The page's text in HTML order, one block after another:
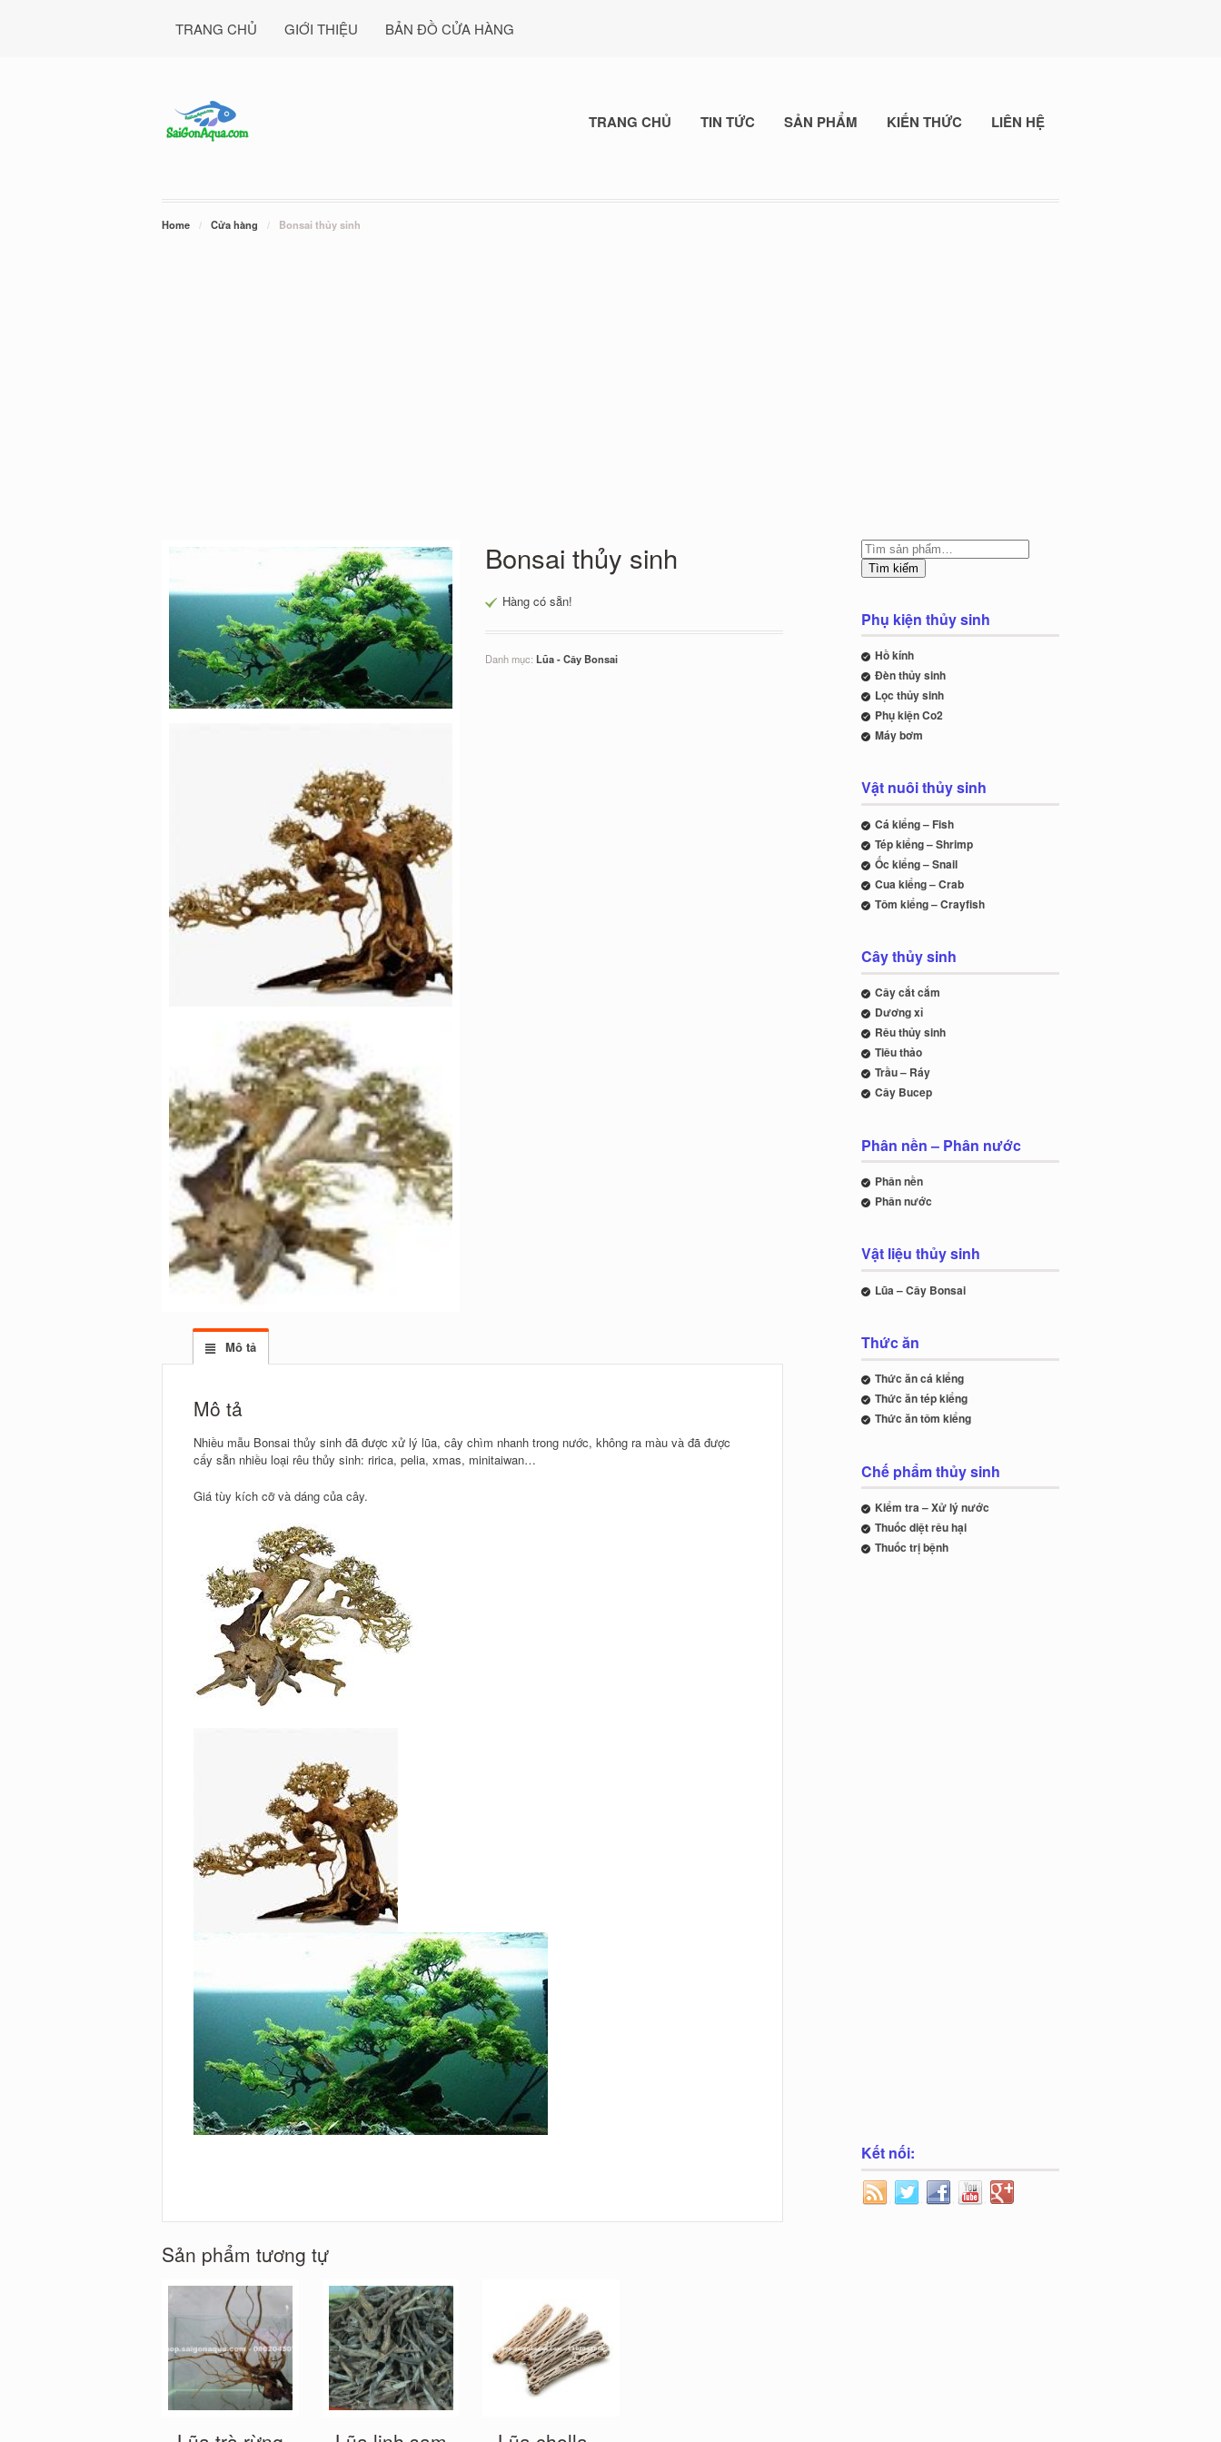
TRANG CHỦ GIỚI THIỆU BẢN ĐỒ CỬA HÀNG
TRANG CHỦ TIN TỨC SẢN PHẨM KIẾN THỨC LIÊN HỆ
Home / Cửa hàng / Bonsai thủy sinh
Bonsai thủy sinh
Hàng có sẵn!
Danh mục: Lũa - Cây Bonsai
Mô tả
Mô tả
Nhiều mẫu Bonsai thủy sinh đã được xử lý lũa, cây chìm nhanh trong nước, không ra màu và đã được
cấy sẵn nhiều loại rêu thủy sinh: ririca, pelia, xmas, minitaiwan…
Giá tùy kích cỡ và dáng của cây.
Sản phẩm tương tự
Tìm kiếm
Phụ kiện thủy sinh
Hồ kính
Đèn thủy sinh
Lọc thủy sinh
Phụ kiện Co2
Máy bơm
Vật nuôi thủy sinh
Cá kiểng – Fish
Tép kiểng – Shrimp
Ốc kiểng – Snail
Cua kiểng – Crab
Tôm kiểng – Crayfish
Cây thủy sinh
Cây cắt cắm
Dương xỉ
Rêu thủy sinh
Tiêu thảo
Trầu – Ráy
Cây Bucep
Phân nền – Phân nước
Phân nền
Phân nước
Vật liệu thủy sinh
Lũa – Cây Bonsai
Thức ăn
Thức ăn cá kiểng
Thức ăn tép kiểng
Thức ăn tôm kiểng
Chế phẩm thủy sinh
Kiểm tra – Xử lý nước
Thuốc diệt rêu hại
Thuốc trị bệnh
Kết nối: